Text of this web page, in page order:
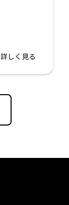
詳しく見る